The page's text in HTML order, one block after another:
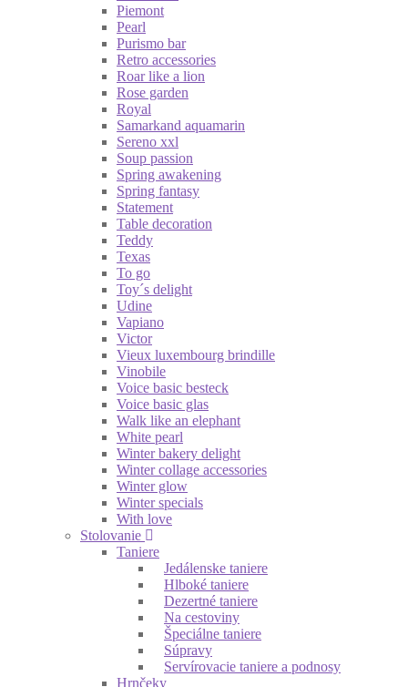
Piemont
Pearl
Purismo bar
Retro accessories
Roar like a lion
Rose garden
Royal
Samarkand aquamarin
Sereno xxl
Soup passion
Spring awakening
Spring fantasy
Statement
Table decoration
Teddy
Texas
To go
Toy´s delight
Udine
Vapiano
Victor
Vieux luxembourg brindille
Vinobile
Voice basic besteck
Voice basic glas
Walk like an elephant
White pearl
Winter bakery delight
Winter collage accessories
Winter glow
Winter specials
With love
Stolovanie
Taniere
Jedálenske taniere
Hlboké taniere
Dezertné taniere
Na cestoviny
Špeciálne taniere
Súpravy
Servírovacie taniere a podnosy
Hrnčeky